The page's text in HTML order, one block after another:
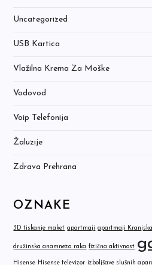
Uncategorized
USB Kartica
Vlažilna Krema Za Moške
Vodovod
Voip Telefonija
Žaluzije
Zdrava Prehrana
OZNAKE
3D tiskanje maket apartmaji apartmaji
družinska anamneza raka fizična aktivnost
Hisense Hisense televizor izboljšave slušnih